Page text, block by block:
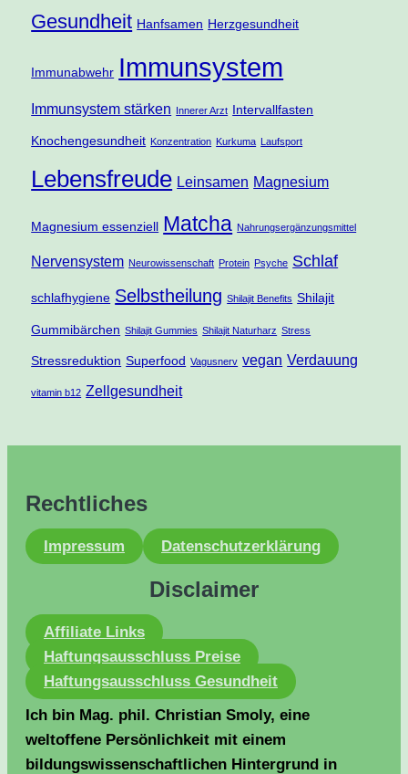
Gesundheit Hanfsamen Herzgesundheit
Immunabwehr Immunsystem
Immunsystem stärken Innerer Arzt Intervallfasten
Knochengesundheit Konzentration Kurkuma Laufsport
Lebensfreude Leinsamen Magnesium
Magnesium essenziell Matcha Nahrungsergänzungsmittel
Nervensystem Neurowissenschaft Protein Psyche Schlaf
schlafhygiene Selbstheilung Shilajit Benefits Shilajit
Gummibärchen Shilajit Gummies Shilajit Naturharz Stress
Stressreduktion Superfood Vagusnerv vegan Verdauung
vitamin b12 Zellgesundheit
Rechtliches
Impressum Datenschutzerklärung
Disclaimer
Affiliate Links
Haftungsausschluss Preise
Haftungsausschluss Gesundheit
Ich bin Mag. phil. Christian Smoly, eine
weltoffene Persönlichkeit mit einem
bildungswissenschaftlichen Hintergrund in